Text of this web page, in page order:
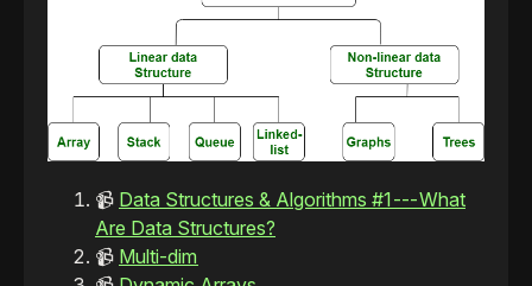
📹 Data Structures & Algorithms #1 --- What
Are Data Structures?
📹 Multi-dim